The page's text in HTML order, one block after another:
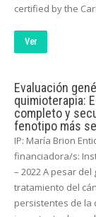
certified by the
Ver
Evaluación
quimioterapia:
completo y
fenotipo más
IP: María Brion
financiadora/s:
– 2022 A pesar
tratamiento del
persistentes de la